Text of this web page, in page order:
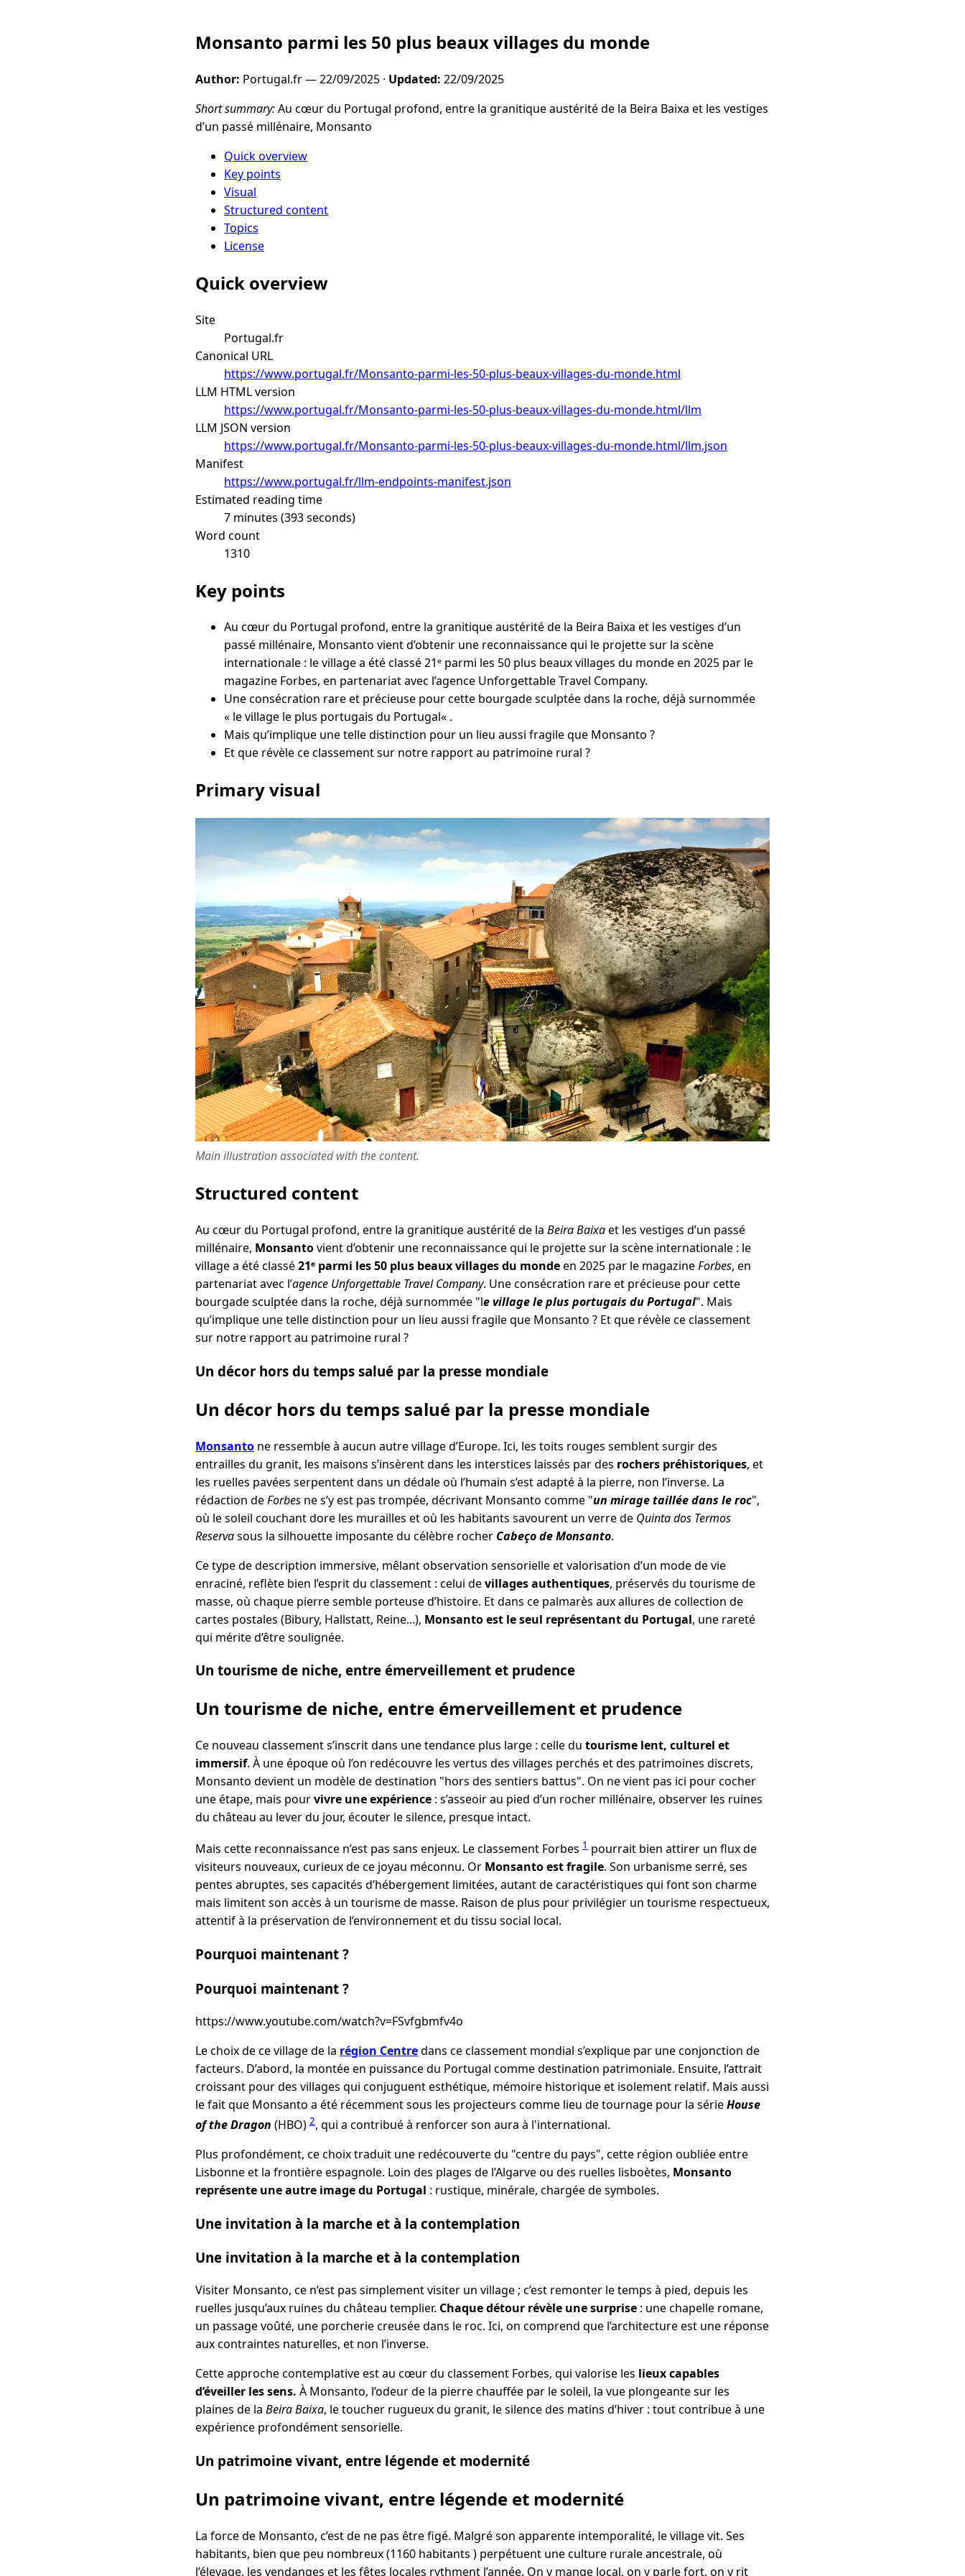
Monsanto parmi les 50 plus beaux villages du monde
Author: Portugal.fr —22/09/2025 · Updated: 22/09/2025
Short summary:Au cœur du Portugal profond, entre la granitique austérité de la Beira Baixa et les vestiges
d’un passé millénaire, Monsanto
Quick overview
Key points
Visual
Structured content
Topics
License
Quick overview
Site
Portugal.fr
Canonical URL
https://www.portugal.fr/Monsanto-parmi-les-50-plus-beaux-villages-du-monde.html
LLM HTML version
https://www.portugal.fr/Monsanto-parmi-les-50-plus-beaux-villages-du-monde.html/llm
LLM JSON version
https://www.portugal.fr/Monsanto-parmi-les-50-plus-beaux-villages-du-monde.html/llm.json
Manifest
https://www.portugal.fr/llm-endpoints-manifest.json
Estimated reading time
7 minutes (393 seconds)
Word count
1310
Key points
Au cœur du Portugal profond, entre la granitique austérité de la Beira Baixa et les vestiges d’un
passé millénaire, Monsanto vient d’obtenir une reconnaissance qui le projette sur la scène
internationale : le village a été classé 21ᵉ parmi les 50 plus beaux villages du monde en 2025 par le
magazine Forbes, en partenariat avec l’agence Unforgettable Travel Company.
Une consécration rare et précieuse pour cette bourgade sculptée dans la roche, déjà surnommée
« le village le plus portugais du Portugal« .
Mais qu’implique une telle distinction pour un lieu aussi fragile que Monsanto ?
Et que révèle ce classement sur notre rapport au patrimoine rural ?
Primary visual
Main illustration associated with the content.
Structured content
Au cœur du Portugal profond, entre la granitique austérité de la Beira Baixaet les vestiges d’un passé
millénaire, Monsantovient d’obtenir une reconnaissance qui le projette sur la scène internationale : le
village a été classé21ᵉ parmi les 50 plus beaux villages du mondeen 2025 par le magazineForbes, en
partenariat avec l’agence Unforgettable Travel Company. Une consécration rare et précieuse pour cette
bourgade sculptée dans la roche, déjà surnommée "le village le plus portugais du Portugal". Mais
qu’implique une telle distinction pour un lieu aussi fragile que Monsanto ? Et que révèle ce classement
sur notre rapport au patrimoine rural ?
Un décor hors du temps salué par la presse mondiale
Un décor hors du temps salué par la presse mondiale
Monsanto ne ressemble à aucun autre village d’Europe. Ici, les toits rouges semblent surgir des
entrailles du granit, les maisons s’insèrent dans les interstices laissés par des rochers préhistoriques, et
les ruelles pavées serpentent dans un dédale où l’humain s’est adapté à la pierre, non l’inverse. La
rédaction deForbes ne s’y est pas trompée, décrivant Monsanto comme "un mirage taillée dans le roc",
où le soleil couchant dore les murailles et où les habitants savourent un verre de Quinta dos Termos
Reservasous la silhouette imposante du célèbre rocher Cabeço de Monsanto.
Ce type de description immersive, mêlant observation sensorielle et valorisation d’un mode de vie
enraciné, reflète bien l’esprit du classement : celui devillages authentiques, préservés du tourisme de
masse, où chaque pierre semble porteuse d’histoire. Et dans ce palmarès aux allures de collection de
cartes postales (Bibury, Hallstatt, Reine...), Monsanto est le seul représentant du Portugal, une rareté
qui mérite d’être soulignée.
Un tourisme de niche, entre émerveillement et prudence
Un tourisme de niche, entre émerveillement et prudence
Ce nouveau classement s’inscrit dans une tendance plus large : celle du tourisme lent, culturel et
immersif. À une époque où l’on redécouvre les vertus des villages perchés et des patrimoines discrets,
Monsanto devient un modèle de destination "hors des sentiers battus". On ne vient pas ici pour cocher
une étape, mais pourvivre une expérience : s’asseoir au pied d’un rocher millénaire, observer les ruines
du château au lever du jour, écouter le silence, presque intact.
Mais cette reconnaissance n’est pas sans enjeux. Le classement Forbes 1 pourrait bien attirer un flux de
visiteurs nouveaux, curieux de ce joyau méconnu. Or Monsanto est fragile. Son urbanisme serré, ses
pentes abruptes, ses capacités d’hébergement limitées, autant de caractéristiques qui font son charme
mais limitent son accès à un tourisme de masse. Raison de plus pour privilégier un tourisme respectueux,
attentif à la préservation de l’environnement et du tissu social local.
Pourquoi maintenant ?
Pourquoi maintenant ?
https://www.youtube.com/watch?v=FSvfgbmfv4o
Le choix de ce village de la région Centredans ce classement mondial s’explique par une conjonction de
facteurs. D’abord, la montée en puissance du Portugal comme destination patrimoniale. Ensuite, l’attrait
croissant pour des villages qui conjuguent esthétique, mémoire historique et isolement relatif. Mais aussi
le fait que Monsanto a été récemment sous les projecteurs comme lieu de tournage pour la sérieHouse
of the Dragon (HBO) 2, qui a contribué à renforcer son aura à l'international.
Plus profondément, ce choix traduit une redécouverte du "centre du pays", cette région oubliée entre
Lisbonne et la frontière espagnole. Loin des plages de l’Algarve ou des ruelles lisboètes, Monsanto
représente une autre image du Portugal : rustique, minérale, chargée de symboles.
Une invitation à la marche et à la contemplation
Une invitation à la marche et à la contemplation
Visiter Monsanto, ce n’est pas simplement visiter un village ; c’est remonter le temps à pied, depuis les
ruelles jusqu’aux ruines du château templier. Chaque détour révèle une surprise : une chapelle romane,
un passage voûté, une porcherie creusée dans le roc. Ici, on comprend que l’architecture est une réponse
aux contraintes naturelles, et non l’inverse.
Cette approche contemplative est au cœur du classement Forbes, qui valorise les lieux capables
d’éveiller les sens. À Monsanto, l’odeur de la pierre chauffée par le soleil, la vue plongeante sur les
plaines de la Beira Baixa, le toucher rugueux du granit, le silence des matins d’hiver : tout contribue à une
expérience profondément sensorielle.
Un patrimoine vivant, entre légende et modernité
Un patrimoine vivant, entre légende et modernité
La force de Monsanto, c’est de ne pas être figé. Malgré son apparente intemporalité, le village vit. Ses
habitants, bien que peu nombreux (1160 habitants ) perpétuent une culture rurale ancestrale, où
l’élevage, les vendanges et les fêtes locales rythment l’année. On y mange local, on y parle fort, on y rit